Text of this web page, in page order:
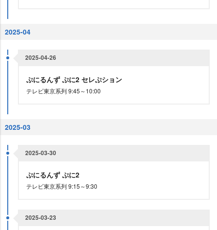
2025-04
2025-04-26
ぷにるんず ぷに2 セレぷション
テレビ東京系列 9:45～10:00
2025-03
2025-03-30
ぷにるんず ぷに2
テレビ東京系列 9:15～9:30
2025-03-23